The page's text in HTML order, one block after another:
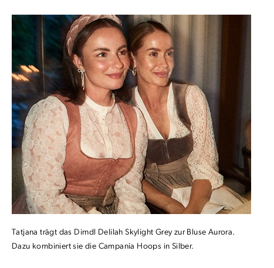
Tatjana trägt das Dirndl Delilah Skylight Grey zur Bluse Aurora.
Dazu kombiniert sie die Campania Hoops in Silber.